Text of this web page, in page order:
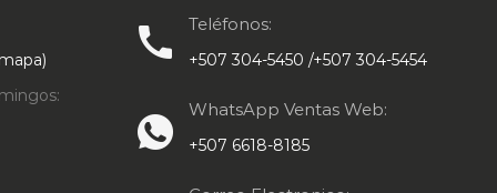
call Teléfonos:
+507 304-5450 /+507 304-5454
WhatsApp Ventas Web:
+507 6618-8185